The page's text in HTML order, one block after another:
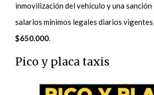
inmovilización del vehículo y una sanción
salarios mínimos legales diarios
$650.000.
Pico y placa taxis